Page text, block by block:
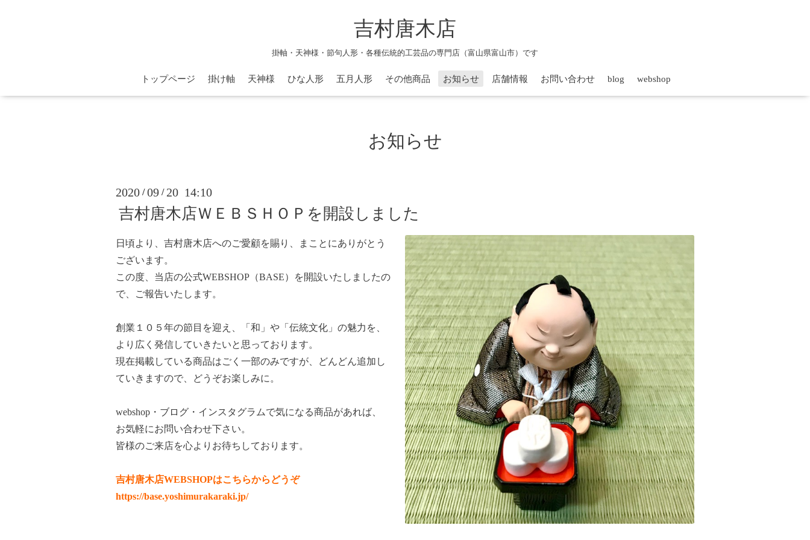
吉村唐木店
掛軸・天神様・節句人形・各種伝統的工芸品の専門店（富山県富山市）です
トップページ 掛け軸 天神様 ひな人形 五月人形 その他商品 お知らせ 店舗情報 お問い合わせ blog webshop
お知らせ
2020 /09 / 20 14:10
吉村唐木店ＷＥＢＳＨＯＰを開設しました
日頃より、吉村唐木店へのご愛顧を賜り、まことにありがとう
ございます。
この度、当店の公式WEBSHOP（BASE）を開設いたしましたの
で、ご報告いたします。
創業１０５年の節目を迎え、「和」や「伝統文化」の魅力を、
より広く発信していきたいと思っております。
現在掲載している商品はごく一部のみですが、どんどん追加し
ていきますので、どうぞお楽しみに。
webshop ・ ブログ ・ インスタグラムで気になる商品があれば、
お気軽にお問い合わせ下さい。
皆様のご来店を心よりお待ちしております。
吉村唐木店WEBSHOPはこちらからどうぞ
https://base.yoshimurakaraki.jp/